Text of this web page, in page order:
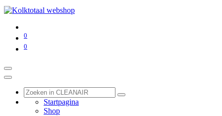
0
0
Startpagina
Shop